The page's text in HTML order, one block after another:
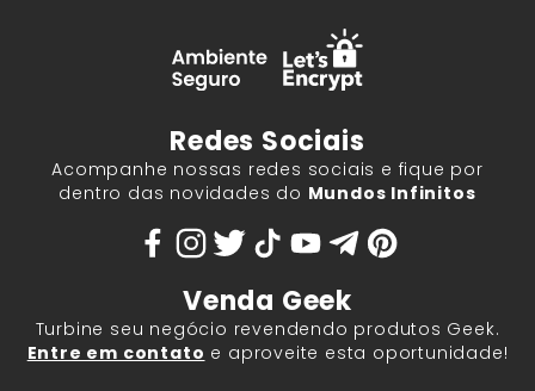
Redes Sociais
Acompanhe nossas redes sociais e fique por
dentro das novidades do Mundos Infinitos
Venda Geek
Turbine seu negócio revendendo produtos Geek.
Entre em contato e aproveite esta oportunidade!